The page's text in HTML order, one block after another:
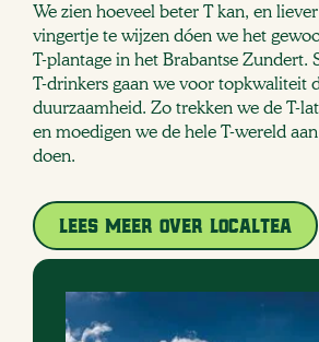
We zien hoeveel beter T kan, en
vingertje te wijzen dóen we het
T-plantage in het Brabantse Zundert.
T-drinkers gaan we voor topkwaliteit
duurzaamheid. Zo trekken we de T-
en moedigen we de hele T-wereld
doen.
Lees meer over LocalTea